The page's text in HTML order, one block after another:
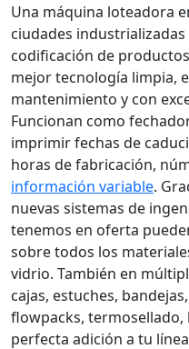
Una máquina loteadora
ciudades
codificación de
mejor tecnología limpia,
mantenimiento y con
Funcionan como
imprimir fechas de
horas de fabricación,
información variable.
nuevas sistemas de
tenemos en oferta
sobre todos los
vidrio. También en
cajas, estuches,
flowpacks, termosellado,
perfecta adición a tu